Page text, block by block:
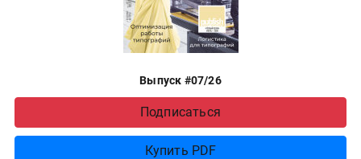
Выпуск #07/26
Подписаться
Купить PDF